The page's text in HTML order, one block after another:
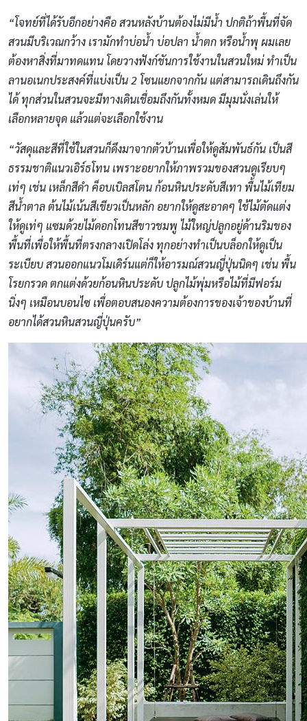
“โจทย์ที่ได้รับอีกอย่างคือ สวนหลังบ้านต้องไม่มีน้ำ ปกติถ้าพื้นที่จัด
สวนมีบริเวณกว้าง เรามักทำบ่อน้ำ บ่อปลา น้ำตก หรือน้ำพุ ผมเลย
ต้องหาสิ่งที่มาทดแทน โดยวางฟังก์ชันการใช้งานในสวนใหม่ ทำเป็น
ลานอเนกประสงค์ที่แบ่งเป็น 2 โซนแยกจากกัน แต่สามารถเดินถึงกัน
ได้ ทุกส่วนในสวนจะมีทางเดินเชื่อมถึงกันทั้งหมด มีมุมนั่งเล่นให้
เลือกหลายจุด แล้วแต่จะเลือกใช้งาน
“วัสดุและสีที่ใช้ในสวนก็ดึงมาจากตัวบ้านเพื่อให้ดูสัมพันธ์กัน เป็นสี
ธรรมชาติแนวเอิร์ธโทน เพราะอยากให้ภาพรวมของสวนดูเรียบๆ
เท่ๆ เช่น เหล็กสีดำ ค็อบเบิลสโตน ก้อนหินประดับสีเทา พื้นไม้เทียม
สีน้ำตาล ต้นไม้เน้นสีเขียวเป็นหลัก อยากให้ดูสะอาดๆ ใช้ไม้ตัดแต่ง
ให้ดูเท่ๆ แซมด้วยไม้ดอกโทนสีขาวชมพู ไม้ใหญ่ปลูกอยู่ด้านริมของ
พื้นที่เพื่อให้พื้นที่ตรงกลางเปิดโล่ง ทุกอย่างทำเป็นบล็อกให้ดูเป็น
ระเบียบ สวนออกแนวโมเดิร์นแต่ก็ให้อารมณ์สวนญี่ปุ่นนิดๆ เช่น พื้น
โรยกรวด ตกแต่งด้วยก้อนหินประดับ ปลูกไม้พุ่มหรือไม้ที่มีฟอร์ม
นิ่งๆ เหมือนบอนไซ เพื่อตอบสนองความต้องการของเจ้าของบ้านที่
อยากได้สวนหินสวนญี่ปุ่นครับ”